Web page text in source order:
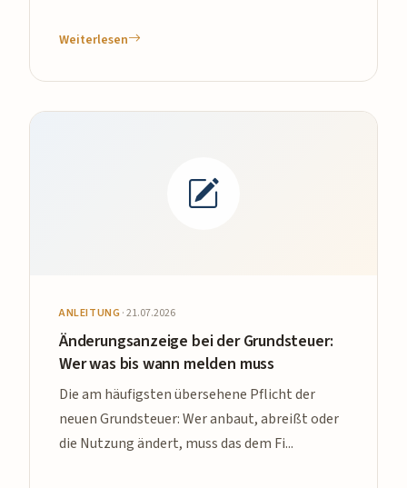
Weiterlesen
ANLEITUNG · 21.07.2026
Änderungsanzeige bei der Grundsteuer:
Wer was bis wann melden muss
Die am häufigsten übersehene Pflicht der
neuen Grundsteuer: Wer anbaut, abreißt oder
die Nutzung ändert, muss das dem Fi...